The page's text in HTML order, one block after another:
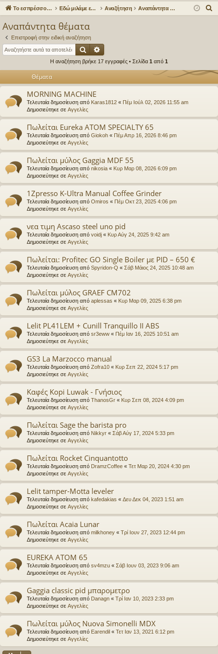
γο
συ
Συ
ις
δε ρα
Το εσπρέσσο στα ηλεκτρονικά! Εδώ μιλάμε ελεύθερα για τον καφέ! Αναζήτηση Αναπάντητα θέματα
η
σ
Αναπάντητα θέματα
Επιστροφή στην ειδική αναζήτηση
Αναζήτηση
Η αναζήτηση βρήκε 17 εγγραφές • Σελίδα 1 από 1
Θέματα
MORNING MACHINE
Τελευταία δημοσίευση από Karas1812 « Πέμ Ιούλ 02, 2026 11:55 am
Δημοσιεύτηκε σε Αγγελίες
Πωλείται Eureka ATOM SPECIALTY 65
Τελευταία δημοσίευση από Giokoh « Πέμ Απρ 16, 2026 8:46 pm
Δημοσιεύτηκε σε Αγγελίες
Πωλείται μύλος Gaggia MDF 55
Τελευταία δημοσίευση από nikosia « Κυρ Μαρ 08, 2026 6:09 pm
Δημοσιεύτηκε σε Αγγελίες
1Zpresso K-Ultra Manual Coffee Grinder
Τελευταία δημοσίευση από Omiros « Πέμ Οκτ 23, 2025 4:06 pm
Δημοσιεύτηκε σε Αγγελίες
νεα τιμη Ascaso steel uno pid
Τελευταία δημοσίευση από voidj « Κυρ Αύγ 24, 2025 9:42 am
Δημοσιεύτηκε σε Αγγελίες
Πωλείται: Profitec GO Single Boiler με PID – 650 €
Τελευταία δημοσίευση από Spyridon-Q « Σάβ Μάιος 24, 2025 10:48 am
Δημοσιεύτηκε σε Αγγελίες
Πωλείται μύλος GRAEF CM702
Τελευταία δημοσίευση από aplessas « Κυρ Μαρ 09, 2025 6:38 pm
Δημοσιεύτηκε σε Αγγελίες
Lelit PL41LEM + Cunill Tranquillo II ABS
Τελευταία δημοσίευση από sr3eww « Πέμ Ιαν 16, 2025 10:51 am
Δημοσιεύτηκε σε Αγγελίες
GS3 La Marzocco manual
Τελευταία δημοσίευση από Zofra10 « Κυρ Σεπ 22, 2024 5:17 pm
Δημοσιεύτηκε σε Αγγελίες
Καφές Kopi Luwak - Γνήσιος
Τελευταία δημοσίευση από ThanosGr « Κυρ Σεπ 08, 2024 4:09 pm
Δημοσιεύτηκε σε Αγγελίες
Πωλείται Sage the barista pro
Τελευταία δημοσίευση από Nikkyr « Σάβ Αύγ 17, 2024 5:33 pm
Δημοσιεύτηκε σε Αγγελίες
Πωλείται Rocket Cinquantotto
Τελευταία δημοσίευση από DramzCoffee « Τετ Μαρ 20, 2024 4:30 pm
Δημοσιεύτηκε σε Αγγελίες
Lelit tamper-Motta leveler
Τελευταία δημοσίευση από kafedakias « Δευ Δεκ 04, 2023 1:51 am
Δημοσιεύτηκε σε Αγγελίες
Πωλείται Acaia Lunar
Τελευταία δημοσίευση από milkhoney « Τρί Ιουν 27, 2023 12:44 pm
Δημοσιεύτηκε σε Αγγελίες
EUREKA ATOM 65
Τελευταία δημοσίευση από sv4mzu « Σάβ Ιουν 03, 2023 9:06 am
Δημοσιεύτηκε σε Αγγελίες
Gaggia classic pid μπαρομετρο
Τελευταία δημοσίευση από Danagn « Τρί Ιαν 10, 2023 2:33 pm
Δημοσιεύτηκε σε Αγγελίες
Πωλείται μύλος Nuova Simonelli MDX
Τελευταία δημοσίευση από Earendil « Τετ Ιαν 13, 2021 6:12 pm
Δημοσιεύτηκε σε Αγγελίες